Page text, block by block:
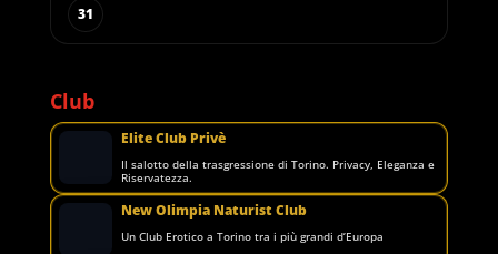
31
Club
Elite Club Privè
Il salotto della trasgressione di Torino. Privacy, Eleganza e
Riservatezza.
New Olimpia Naturist Club
Un Club Erotico a Torino tra i più grandi d’Europa